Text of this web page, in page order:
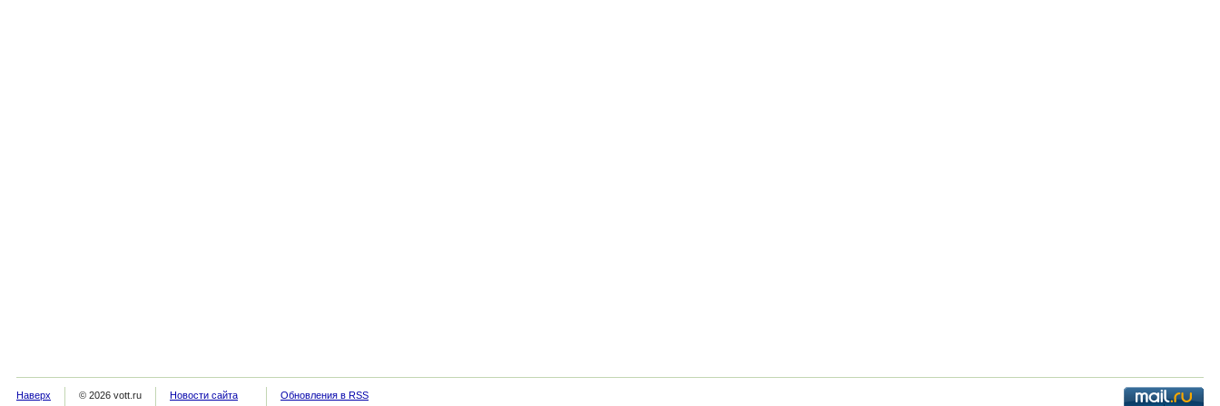
Наверх © 2026 vott.ru Новости сайта Обновления в RSS